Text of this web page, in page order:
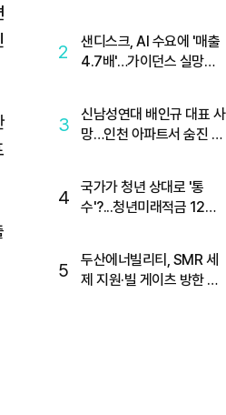
2
샌디스크, AI 수요에 '매출
4.7배'…가이던스 실망에
3
신남성연대 배인규 대표 사
망…인천 아파트서 숨진 채
4
국가가 청년 상대로 '통
수'?...청년미래적금 12%
5
두산에너빌리티, SMR 세
제 지원·빌 게이츠 방한 기